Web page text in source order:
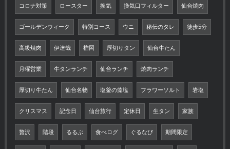
コロナ対策 ロースター 換気 換気口フィルター 仙台焼肉
ゴールデンウィーク 特別コース ウニ 秘伝のタレ 徒歩5分
高級焼肉 伊達哉 榴岡 厚切りタン 仙台牛たん
月曜営業 牛タンランチ 仙台ランチ 焼肉ランチ
厚切り牛たん 仙台名物 塩釜の藻塩 フラワーソルト 岩塩
クリスマス 記念日 仙台旅行 定休日 生タン 家族
贅沢 階段 るるぶ 食べログ ぐるなび 期間限定